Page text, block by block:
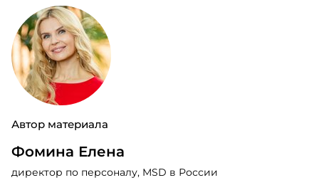
Автор материала
Фомина Елена
директор по персоналу, MSD в России